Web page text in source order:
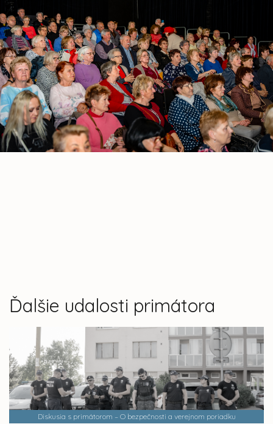
Ďalšie udalosti primátora
Diskusia s primátorom – O bezpečnosti a verejnom poriadku